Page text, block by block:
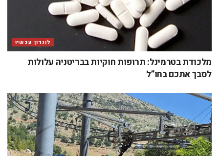
לונדון עכשיו
מלכודת בטרמינל: תרופות חוקיות בבריטניה עלולות
לסבך אתכם בחו”ל